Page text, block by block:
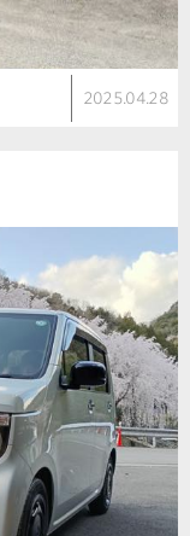
2025.04.28